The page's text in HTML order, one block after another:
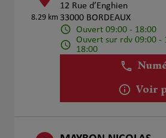
8.29 km
12 Rue d’Enghien
33000 BORDEAUX
Ouvert 09:00 - 18:00
Ouvert sur rdv 09:00 -
18:00
Voir